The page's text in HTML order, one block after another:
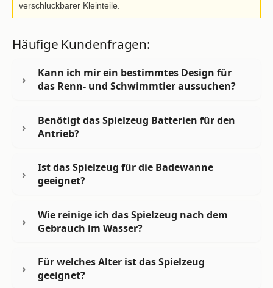
verschluckbarer Kleinteile.
Häufige Kundenfragen:
Kann ich mir ein bestimmtes Design für
das Renn- und Schwimmtier aussuchen?
Benötigt das Spielzeug Batterien für den
Antrieb?
Ist das Spielzeug für die Badewanne
geeignet?
Wie reinige ich das Spielzeug nach dem
Gebrauch im Wasser?
Für welches Alter ist das Spielzeug
geeignet?